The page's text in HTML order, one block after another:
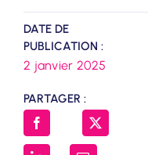
DATE DE
PUBLICATION :
2 janvier 2025
PARTAGER :